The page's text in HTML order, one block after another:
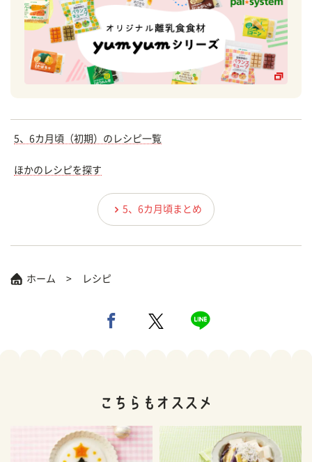
5、6カ月頃（初期）のレシピ一覧
ほかのレシピを探す
5、6カ月頃まとめ
ホーム レシピ